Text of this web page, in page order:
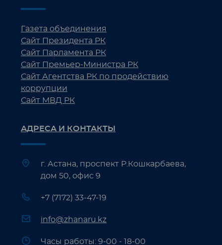
Газета объединения
Сайт Президента РК
Сайт Парламента РК
Сайт Премьер-Министра РК
Сайт Агентства РК по продействию
коррупции
Сайт МВД РК
АДРЕСА И КОНТАКТЫ
г. Астана, проспект Р.Кошкарбаева,
дом 50, офис 9
+7 (7172) 33-47-19
info@zhanaru.kz
Часы работы: 9-00 - 18-00